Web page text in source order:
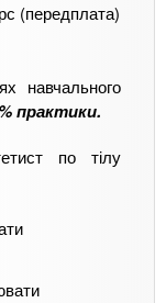
(передплата)
навчального
практики.
по тілу